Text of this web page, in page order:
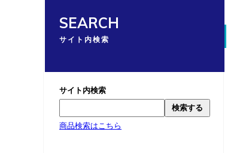
SEARCH
サイト内検索
サイト内検索
検索する
商品検索はこちら